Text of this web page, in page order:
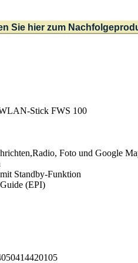
Sie hier zum
Stick FWS 100
Foto und Google
Standby-Funktion
(EPI)